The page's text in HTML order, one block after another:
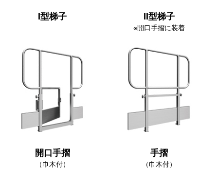
I型梯子 II型梯子
※開口手摺に装着
開口手摺
（巾木付）
手摺
（巾木付）